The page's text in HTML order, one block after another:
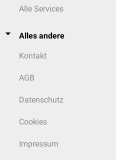
Alle Services
Alles andere
Kontakt
AGB
Datenschutz
Cookies
Impressum